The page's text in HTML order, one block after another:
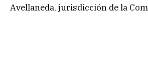
Avellaneda, jurisdicción de la